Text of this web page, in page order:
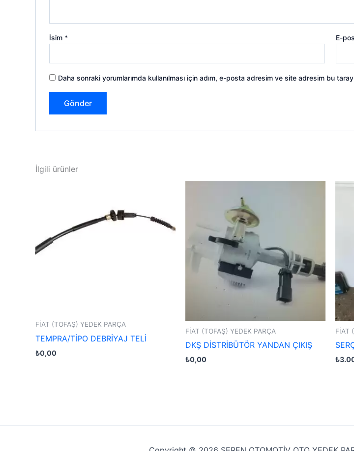
İsim * E-
Daha sonraki yorumlarımda kullanılması için adım, e-posta adresim ve site adresim bu
İlgili ürünler
FİAT (TOFAŞ) YEDEK PARÇA
TEMPRA/TİPO DEBRİYAJ TELİ
₺0,00
FİAT (TOFAŞ) YEDEK PARÇA
DKŞ DİSTRİBÜTÖR YANDAN ÇIKIŞ
₺0,00
FİAT
₺